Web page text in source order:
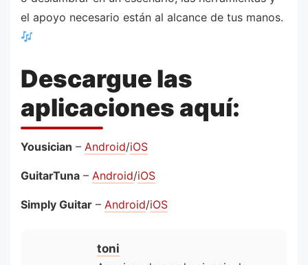
el apoyo necesario están al alcance de tus manos.
Descargue las
aplicaciones aquí:
Yousician – Android/iOS
GuitarTuna – Android/iOS
Simply Guitar – Android/iOS
toni